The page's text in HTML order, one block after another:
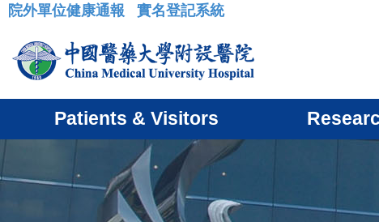
:::
院外單位健康通報 實名登記系統
Patients & Visitors